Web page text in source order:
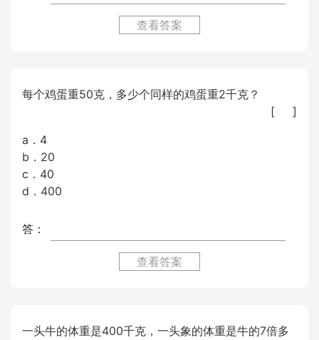
查看答案
每个鸡蛋重50克，多少个同样的鸡蛋重2千克？
[ ]
a．4
b．20
c．40
d．400
答：
查看答案
一头牛的体重是400千克，一头象的体重是牛的7倍多